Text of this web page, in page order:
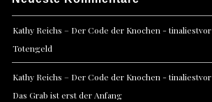
Kathy Reichs – Der Code der Knochen - tinaliestvor
Totengeld
Kathy Reichs – Der Code der Knochen - tinaliestvor
Das Grab ist erst der Anfang